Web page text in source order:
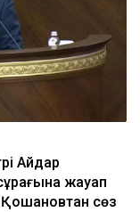
Айдар
жауап
Қошановтан сөз